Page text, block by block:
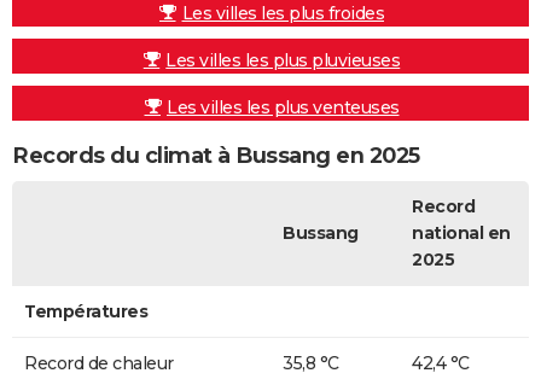
Les villes les plus froides
Les villes les plus pluvieuses
Les villes les plus venteuses
Records du climat à Bussang en 2025
Bussang
Record
national en
2025
Températures
Record de chaleur 35,8 °C 42,4 °C